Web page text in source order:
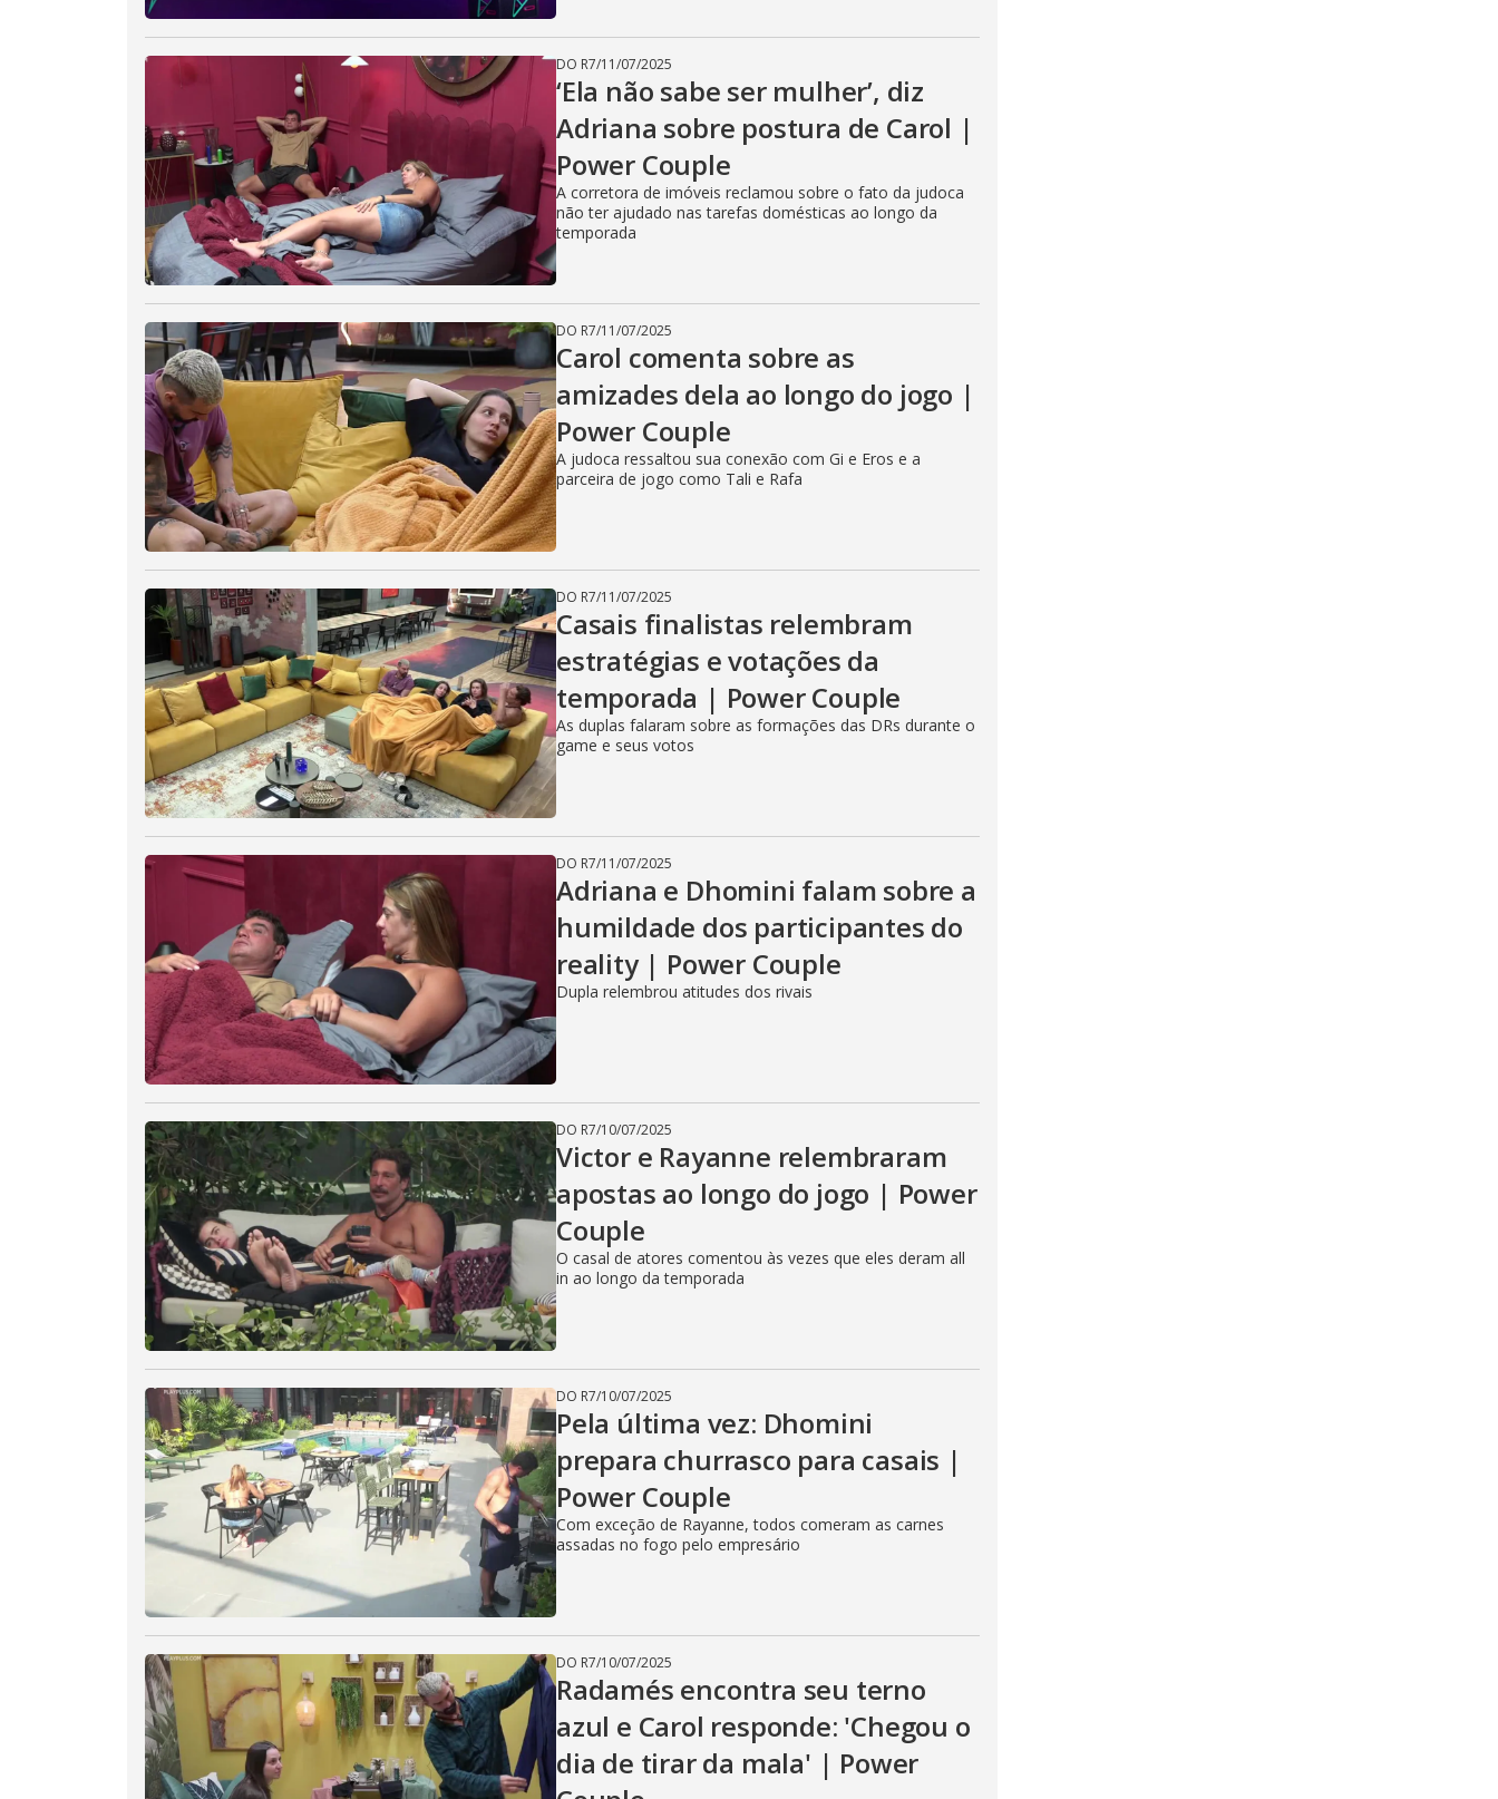
DO R7/11/07/2025
‘Ela não sabe ser mulher’, diz
Adriana sobre postura de Carol |
Power Couple
A corretora de imóveis reclamou sobre o fato da judoca
não ter ajudado nas tarefas domésticas ao longo da
temporada
DO R7/11/07/2025
Carol comenta sobre as
amizades dela ao longo do jogo |
Power Couple
A judoca ressaltou sua conexão com Gi e Eros e a
parceira de jogo como Tali e Rafa
DO R7/11/07/2025
Casais finalistas relembram
estratégias e votações da
temporada | Power Couple
As duplas falaram sobre as formações das DRs durante o
game e seus votos
DO R7/11/07/2025
Adriana e Dhomini falam sobre a
humildade dos participantes do
reality | Power Couple
Dupla relembrou atitudes dos rivais
DO R7/10/07/2025
Victor e Rayanne relembraram
apostas ao longo do jogo | Power
Couple
O casal de atores comentou às vezes que eles deram all
in ao longo da temporada
DO R7/10/07/2025
Pela última vez: Dhomini
prepara churrasco para casais |
Power Couple
Com exceção de Rayanne, todos comeram as carnes
assadas no fogo pelo empresário
DO R7/10/07/2025
Radamés encontra seu terno
azul e Carol responde: 'Chegou o
dia de tirar da mala' | Power